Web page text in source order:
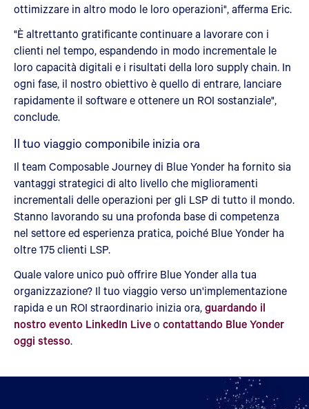
ottimizzare in altro modo le loro operazioni", afferma Eric.
"È altrettanto gratificante continuare a lavorare con i
clienti nel tempo, espandendo in modo incrementale le
loro capacità digitali e i risultati della loro supply chain. In
ogni fase, il nostro obiettivo è quello di entrare, lanciare
rapidamente il software e ottenere un ROI sostanziale",
conclude.
Il tuo viaggio componibile inizia ora
Il team Composable Journey di Blue Yonder ha fornito sia
vantaggi strategici di alto livello che miglioramenti
incrementali delle operazioni per gli LSP di tutto il mondo.
Stanno lavorando su una profonda base di competenza
nel settore ed esperienza pratica, poiché Blue Yonder ha
oltre 175 clienti LSP.
Quale valore unico può offrire Blue Yonder alla tua
organizzazione? Il tuo viaggio verso un'implementazione
rapida e un ROI straordinario inizia ora,guardando il
nostro evento LinkedIn Liveo contattando Blue Yonder
oggi stesso.